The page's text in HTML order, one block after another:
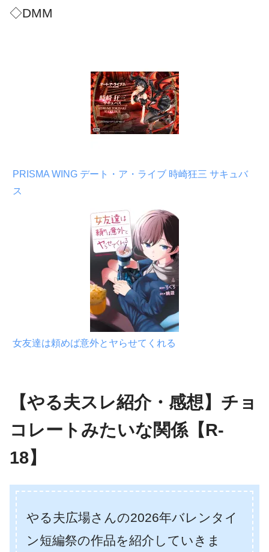
◇DMM
PRISMA WING デート・ア・ライブ 時崎狂三 サキュバ
ス
女友達は頼めば意外とヤらせてくれる
【やる夫スレ紹介・感想】チョ
コレートみたいな関係【R-
18】
やる夫広場さんの2026年バレンタイ
ン短編祭の作品を紹介していきま